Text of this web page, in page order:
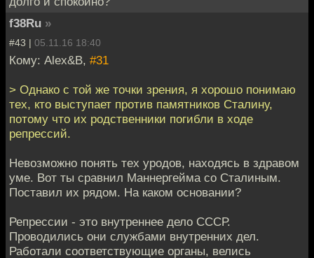
f38Ru »
#43 | 05.11.16 18:40
Кому: Alex&B, #31
> Однако с той же точки зрения, я хорошо понимаю
тех, кто выступает против памятников Сталину,
потому что их родственники погибли в ходе
репрессий.
Невозможно понять тех уродов, находясь в здравом
уме. Вот ты сравнил Маннергейма со Сталиным.
Поставил их рядом. На каком основании?
Репрессии - это внутреннее дело СССР.
Проводились они службами внутренних дел.
Работали соответствующие органы, велись